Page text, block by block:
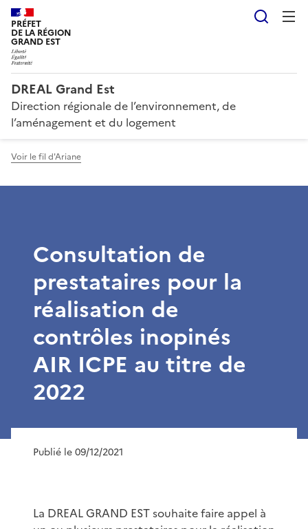
PRÉFET
DE LA RÉGION
GRAND EST
DREAL Grand Est
Direction régionale de l’environnement, de
l’aménagement et du logement
Voir le fil d'Ariane
Consultation de
prestataires pour la
réalisation de
contrôles inopinés
AIR ICPE au titre de
2022
Publié le 09/12/2021
La DREAL GRAND EST souhaite faire appel à